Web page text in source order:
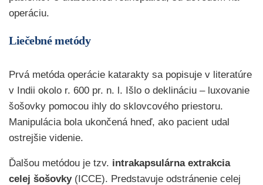
operáciu.
Liečebné metódy
Prvá metóda operácie katarakty sa popisuje v literatúre
v Indii okolo r. 600 pr. n. l. Išlo o deklináciu – luxovanie
šošovky pomocou ihly do sklovcového priestoru.
Manipulácia bola ukončená hneď, ako pacient udal
ostrejšie videnie.
Ďalšou metódou je tzv. intrakapsulárna extrakcia
celej šošovky(ICCE). Predstavuje odstránenie celej